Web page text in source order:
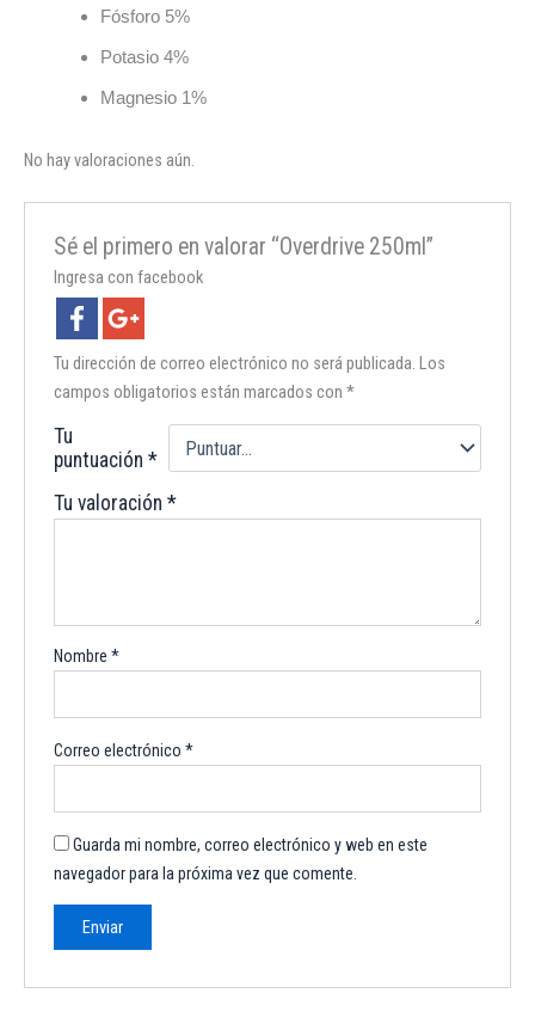
Fósforo 5%
Potasio 4%
Magnesio 1%
No hay valoraciones aún.
Sé el primero en valorar “Overdrive 250ml”
Ingresa con facebook
Tu dirección de correo electrónico no será publicada. Los
campos obligatorios están marcados con*
Tu
puntuación*
Tu valoración*
Nombre*
Correo electrónico*
Guarda mi nombre, correo electrónico y web en este
navegador para la próxima vez que comente.